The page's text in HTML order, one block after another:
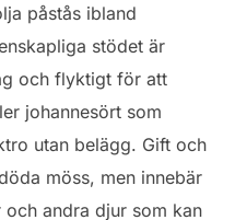
påstås ibland
stödet är
och flyktigt för att
johannesört som
utan belägg. Gift och
möss, men innebär
andra djur som kan